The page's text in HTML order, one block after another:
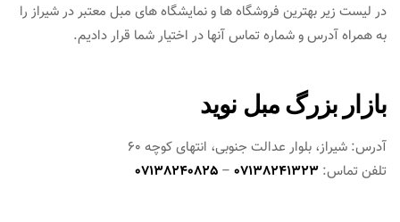
در لیست زیر بهترین فروشگاه ها و نمایشگاه های مبل معتبر در شیراز را
به همراه آدرس و شماره تماس آنها در اختیار شما قرار دادیم.
بازار بزرگ مبل نوید
آدرس: شیراز، بلوار عدالت جنوبی، انتهای کوچه 60
تلفن تماس: 07138241323
–
07138240825